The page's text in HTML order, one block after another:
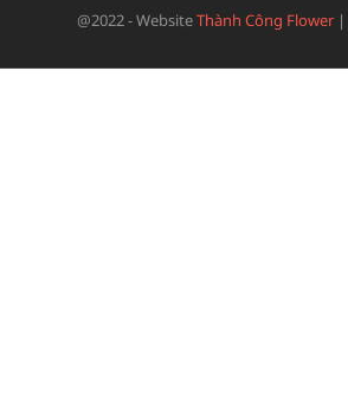
@2022 - WebsiteThành Công Flower |